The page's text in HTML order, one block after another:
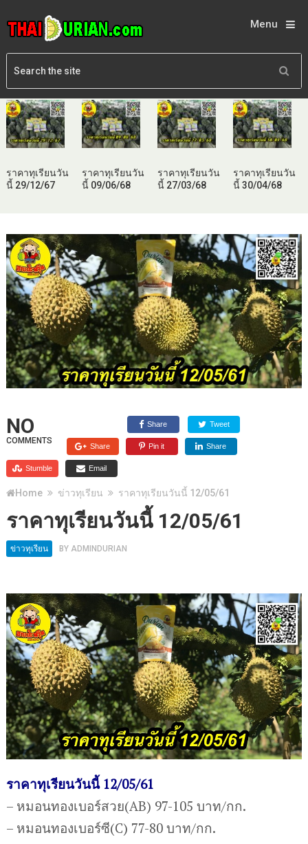
Menu
ราคาทุเรียนวัน
นี้ 29/12/67
ราคาทุเรียนวัน
นี้ 09/06/68
ราคาทุเรียนวัน
นี้ 27/03/68
ราคาทุเรียนวัน
นี้ 30/04/68
NO
COMMENTS
Share Tweet
Share Pin it Share
Stumble Email
Home ข่าวทุเรียน ราคาทุเรียนวันนี้ 12/05/61
ราคาทุเรียนวันนี้ 12/05/61
ข่าวทุเรียน BY ADMINDURIAN
ราคาทุเรียนวันนี้ 12/05/61
– หมอนทองเบอร์สวย(AB) 97-105 บาท/กก.
– หมอนทองเบอร์ซี(C) 77-80 บาท/กก.